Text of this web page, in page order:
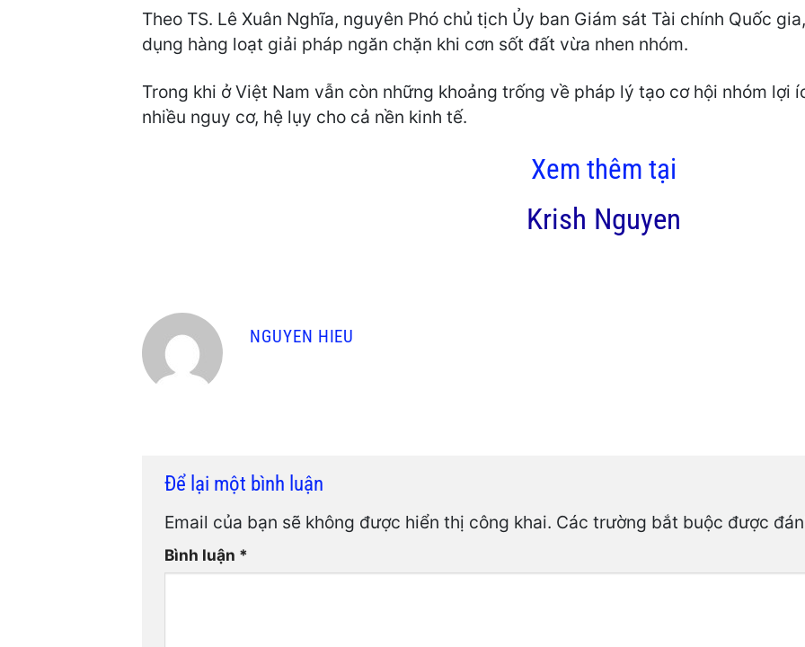
Theo TS. Lê Xuân Nghĩa, nguyên Phó chủ tịch Ủy ban Giám sát Tài chính Quốc
dụng hàng loạt giải pháp ngăn chặn khi cơn sốt đất vừa nhen nhóm.
Trong khi ở Việt Nam vẫn còn những khoảng trống về pháp lý tạo cơ hội nhóm lợi
nhiều nguy cơ, hệ lụy cho cả nền kinh tế.
Xem thêm tại
Krish Nguyen
NGUYEN HIEU
Để lại một bình luận
Email của bạn sẽ không được hiển thị công khai. Các trường bắt buộc được
Bình luận *